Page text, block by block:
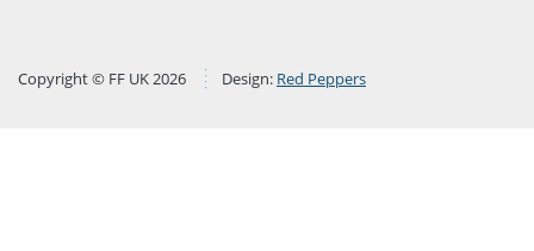
Copyright © FF UK 2026 Design: Red Peppers